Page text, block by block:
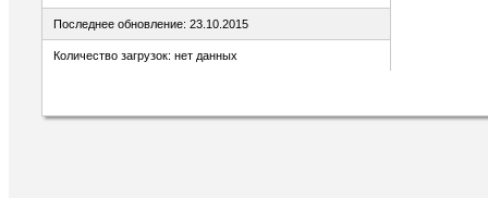
Последнее обновление: 23.10.2015
Количество загрузок: нет данных